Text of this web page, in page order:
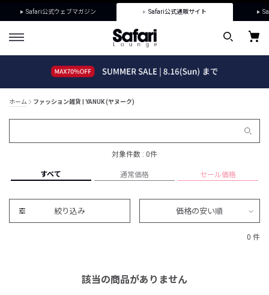
Safari公式ウェブマガジン Safari公式通販サイト
ホーム ファッション雑貨 | YANUK (ヤヌーク)
対象件数 : 0件
すべて 通常価格 セール価格
絞り込み 価格の安い順
0 件
該当の商品がありません